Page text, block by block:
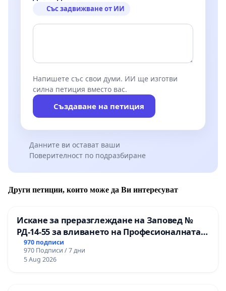
Със задвижване от ИИ
Напишете със свои думи. ИИ ще изготви
силна петиция вместо вас.
Създаване на петиция
Данните ви остават ваши
Поверителност по подразбиране
Други петиции, които може да Ви интересуват
Искане за преразглеждане на Заповед №
РД-14-55 за вливането на Професионалната
гимназия по промишлени технологии в
Професионалната гимназия по икономика и
мениджмънт – гр. Пазарджик
970 подписи
970 Подписи / 7 дни
5 Aug 2026